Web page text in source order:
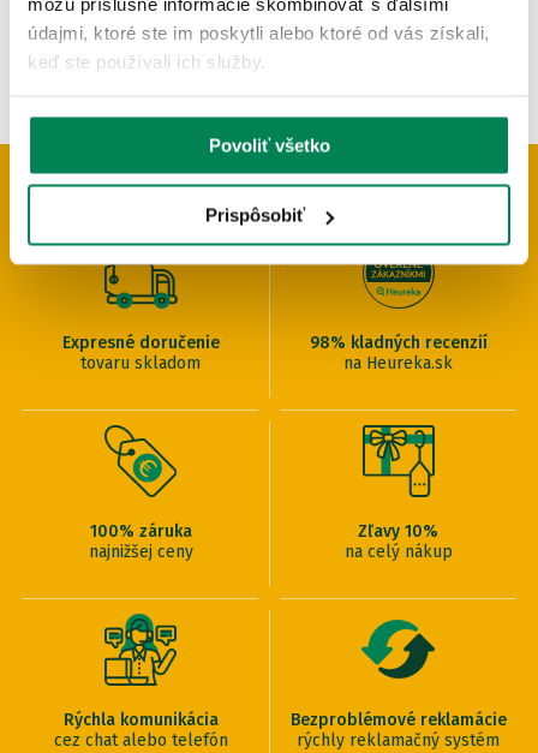
údajmi, ktoré ste im poskytli alebo ktoré od vás získali,
keď ste používali ich služby.
Povoliť všetko
Prispôsobiť
PREČO U NÁS NAKUPOVAŤ
Expresné doručenie
tovaru skladom
98% kladných recenzií
na Heureka.sk
100% záruka
najnižšej ceny
Zľavy 10%
na celý nákup
Rýchla komunikácia
cez chat alebo telefón
Bezproblémové reklamácie
rýchly reklamačný systém